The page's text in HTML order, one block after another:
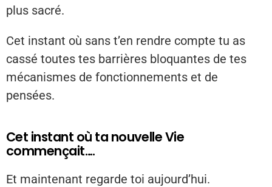
plus sacré.
Cet instant où sans t’en rendre compte tu as
cassé toutes tes barrières bloquantes de tes
mécanismes de fonctionnements et de
pensées.
Cet instant où ta nouvelle Vie
commençait….
Et maintenant regarde toi aujourd’hui.